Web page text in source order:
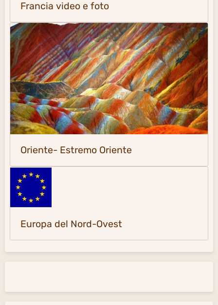
Francia video e foto
Oriente- Estremo Oriente
Europa del Nord-Ovest